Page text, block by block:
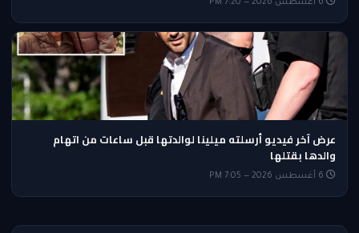
عرض آخر فيديو أرسلته ميلينا لوالدتها قبل ساعات من اتهام
والدها بقتلها